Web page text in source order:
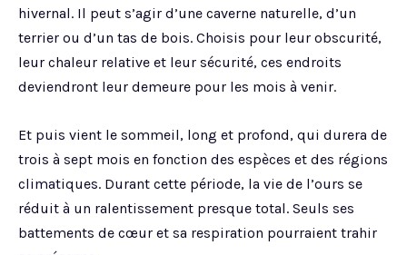
hivernal. Il peut s’agir d’une caverne naturelle, d’un
terrier ou d’un tas de bois. Choisis pour leur obscurité,
leur chaleur relative et leur sécurité, ces endroits
deviendront leur demeure pour les mois à venir.
Et puis vient le sommeil, long et profond, qui durera de
trois à sept mois en fonction des espèces et des régions
climatiques. Durant cette période, la vie de l’ours se
réduit à un ralentissement presque total. Seuls ses
battements de cœur et sa respiration pourraient trahir